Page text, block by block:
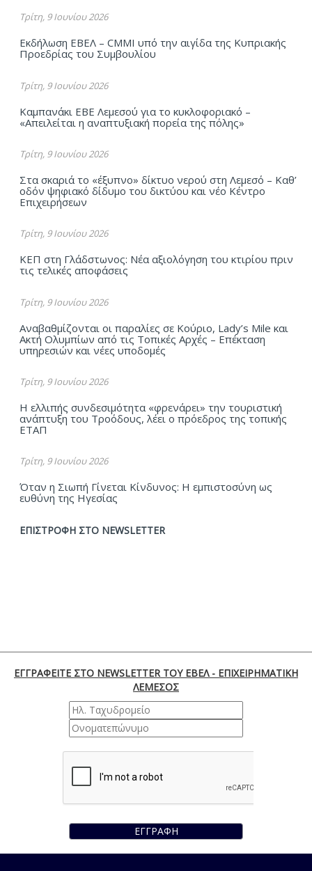
Τρίτη, 9 Ιουνίου 2026
Εκδήλωση ΕΒΕΛ – CMMI υπό την αιγίδα της Κυπριακής
Προεδρίας του Συμβουλίου
Τρίτη, 9 Ιουνίου 2026
Καμπανάκι ΕΒΕ Λεμεσού για το κυκλοφοριακό –
«Απειλείται η αναπτυξιακή πορεία της πόλης»
Τρίτη, 9 Ιουνίου 2026
Στα σκαριά το «έξυπνο» δίκτυο νερού στη Λεμεσό – Καθ’
οδόν ψηφιακό δίδυμο του δικτύου και νέο Κέντρο
Επιχειρήσεων
Τρίτη, 9 Ιουνίου 2026
ΚΕΠ στη Γλάδστωνος: Νέα αξιολόγηση του κτιρίου πριν
τις τελικές αποφάσεις
Τρίτη, 9 Ιουνίου 2026
Αναβαθμίζονται οι παραλίες σε Κούριο, Lady’s Mile και
Ακτή Ολυμπίων από τις Τοπικές Αρχές – Επέκταση
υπηρεσιών και νέες υποδομές
Τρίτη, 9 Ιουνίου 2026
Η ελλιπής συνδεσιμότητα «φρενάρει» την τουριστική
ανάπτυξη του Τροόδους, λέει ο πρόεδρος της τοπικής
ΕΤΑΠ
Τρίτη, 9 Ιουνίου 2026
Όταν η Σιωπή Γίνεται Κίνδυνος: Η εμπιστοσύνη ως
ευθύνη της Ηγεσίας
ΕΠΙΣΤΡΟΦΗ ΣΤΟ NEWSLETTER
ΕΓΓΡΑΦΕΙΤΕ ΣΤΟ NEWSLETTER ΤΟΥ ΕΒΕΛ - ΕΠΙΧΕΙΡΗΜΑΤΙΚΗ
ΛΕΜΕΣΟΣ
ΕΓΓΡΑΦΗ